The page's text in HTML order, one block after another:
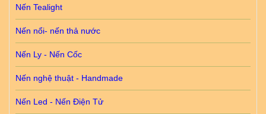
Nến Tealight
Nến nổi- nến thả nước
Nến Ly - Nến Cốc
Nến nghệ thuật - Handmade
Nến Led - Nến Điện Tử